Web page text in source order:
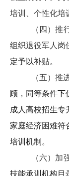
培训、个性化培
（四）推
组织退役军人岗
定予以补贴。
（五）推
顾，同等条件下
成人高校招生专
家庭经济困难符
培训机制。
（六）加
技能承训机构目